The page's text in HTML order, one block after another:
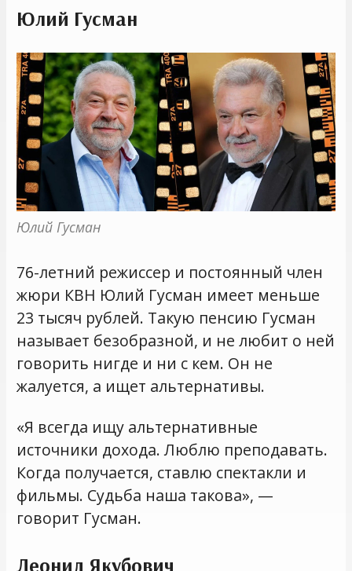
Юлий Гусман
Юлий Гусман
76-летний режиссер и постоянный член
жюри КВН Юлий Гусман имеет меньше
23 тысяч рублей. Такую пенсию Гусман
называет безобразной, и не любит о ней
говорить нигде и ни с кем. Он не
жалуется, а ищет альтернативы.
«Я всегда ищу альтернативные
источники дохода. Люблю преподавать.
Когда получается, ставлю спектакли и
фильмы. Судьба наша такова», —
говорит Гусман.
Леонид Якубович